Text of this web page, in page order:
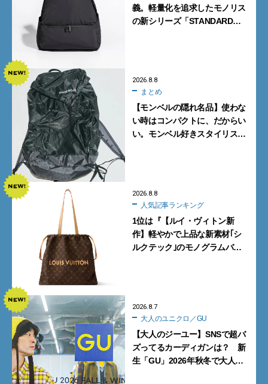
義。軽量化を追求したモノリス
の新シリーズ「STANDARD
2026.8.8
まとめ
【モンベルの隠れ名品】使わな
い時はコンパクトに、だからい
い。モンベル好きスタイリスト
2026.8.8
人気記事ランキング
1位は『【ルイ・ヴィトン新
作】軽やかで上品な新素材｢シ
ルクテック｣のモノグラムバッ
2026.8.7
大人のユニクロ／GU
【大人のジーユー】SNSで超バ
ズってるカーディガンは？ 新
生「GU」2026年秋冬で大人メ